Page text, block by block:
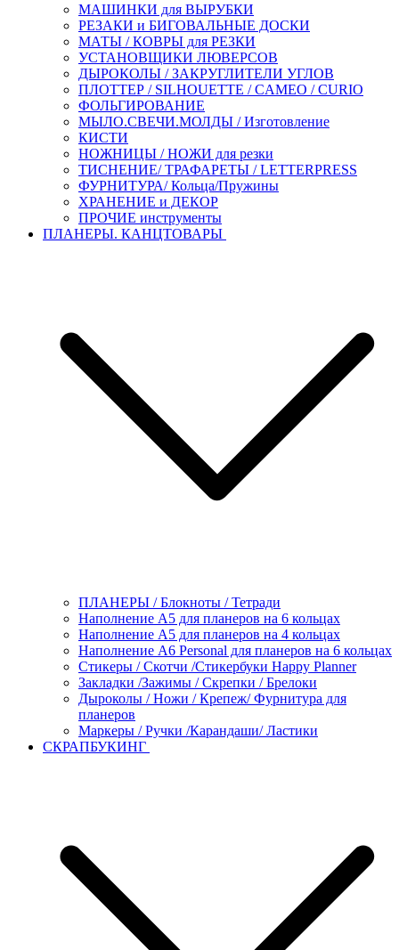
МАШИНКИ для ВЫРУБКИ
РЕЗАКИ и БИГОВАЛЬНЫЕ ДОСКИ
МАТЫ / КОВРЫ для РЕЗКИ
УСТАНОВЩИКИ ЛЮВЕРСОВ
ДЫРОКОЛЫ / ЗАКРУГЛИТЕЛИ УГЛОВ
ПЛОТТЕР / SILHOUETTE / CAMEO / CURIO
ФОЛЬГИРОВАНИЕ
МЫЛО.СВЕЧИ.МОЛДЫ / Изготовление
КИСТИ
НОЖНИЦЫ / НОЖИ для резки
ТИСНЕНИЕ/ ТРАФАРЕТЫ / LETTERPRESS
ФУРНИТУРА/ Кольца/Пружины
ХРАНЕНИЕ и ДЕКОР
ПРОЧИЕ инструменты
ПЛАНЕРЫ. КАНЦТОВАРЫ
ПЛАНЕРЫ / Блокноты / Тетради
Наполнение А5 для планеров на 6 кольцах
Наполнение А5 для планеров на 4 кольцах
Наполнение А6 Personal для планеров на 6 кольцах
Стикеры / Скотчи /Стикербуки Happy Planner
Закладки /Зажимы / Скрепки / Брелоки
Дыроколы / Ножи / Крепеж/ Фурнитура для
планеров
Маркеры / Ручки /Карандаши/ Ластики
СКРАПБУКИНГ